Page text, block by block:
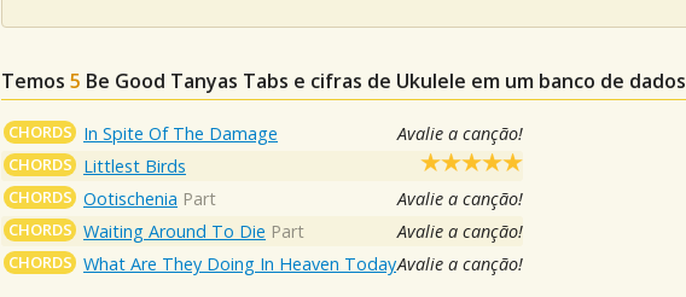
Temos 5 Be Good Tanyas Tabs e cifras de Ukulele em um banco de dados
CHORDS In Spite Of The Damage Avalie a canção!
CHORDS Littlest Birds
CHORDS Ootischenia Part Avalie a canção!
CHORDS Waiting Around To Die Part Avalie a canção!
CHORDS What Are They Doing In Heaven TodayAvalie a canção!